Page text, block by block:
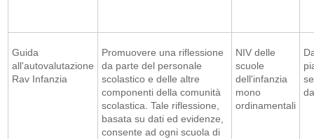
Guida
all'autovalutazione
Rav Infanzia
Promuovere una riflessione
da parte del personale
scolastico e delle altre
componenti della comunità
scolastica. Tale riflessione,
basata su dati ed evidenze,
consente ad ogni scuola di
NIV delle
scuole
dell'infanzia
mono
ordinamentali